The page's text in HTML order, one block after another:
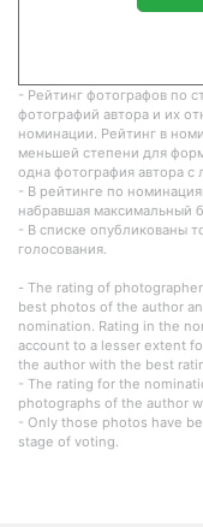
- Рейтинг фотографов по
фотографий автора и их
номинации. Рейтинг в
меньшей степени для
одна фотография автора с
- В рейтинге по
набравшая максимальный
- В списке опубликованы
голосования.
- The rating of
best photos of the author
nomination. Rating in the
account to a lesser extent
the author with the best
- The rating for the
photographs of the author
- Only those photos have
stage of voting.